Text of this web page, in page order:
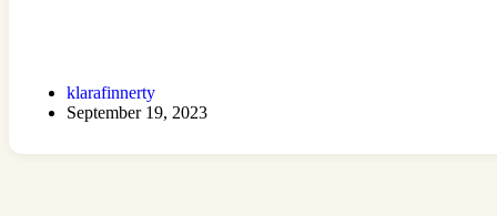
klarafinnerty
September 19, 2023